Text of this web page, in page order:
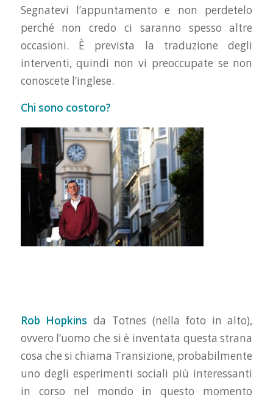
Segnatevi l’appuntamento e non perdetelo
perché non credo ci saranno spesso altre
occasioni. È prevista la traduzione degli
interventi, quindi non vi preoccupate se non
conoscete l’inglese.
Chi sono costoro?
Rob Hopkins da Totnes (nella foto in alto),
ovvero l’uomo che si è inventata questa strana
cosa che si chiama Transizione, probabilmente
uno degli esperimenti sociali più interessanti
in corso nel mondo in questo momento